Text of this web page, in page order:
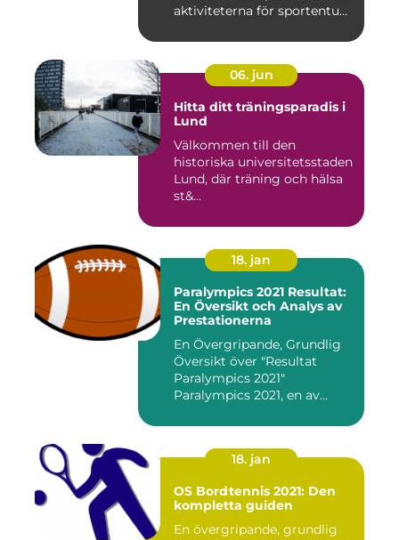
aktiviteterna för sportentu...
06. jun
Hitta ditt träningsparadis i
Lund
Välkommen till den
historiska universitetsstaden
Lund, där träning och hälsa
st&...
18. jan
Paralympics 2021 Resultat:
En Översikt och Analys av
Prestationerna
En Övergripande, Grundlig
Översikt över "Resultat
Paralympics 2021"
Paralympics 2021, en av
18. jan
OS Bordtennis 2021: Den
kompletta guiden
En övergripande, grundlig